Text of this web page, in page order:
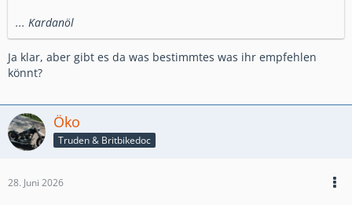
... Kardanöl
Ja klar, aber gibt es da was bestimmtes was ihr empfehlen
könnt?
Öko
Truden & Britbikedoc
28. Juni 2026